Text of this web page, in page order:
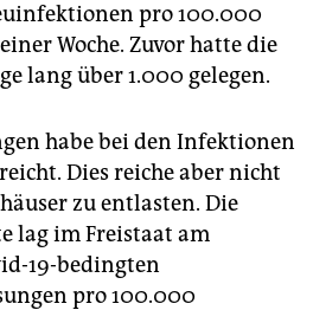
pro 100.000
Woche. Zuvor hatte die
lang über 1.000 gelegen.
habe bei den Infektionen
Dies reiche aber nicht
zu entlasten. Die
lag im Freistaat am
19-bedingten
pro 100.000